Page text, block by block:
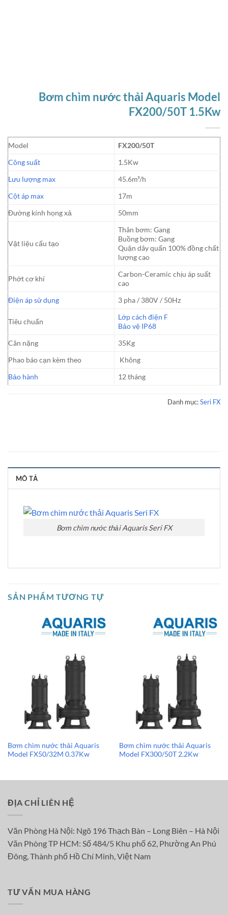
Bơm chìm nước thải Aquaris Model
FX200/50T 1.5Kw
Model
FX200/50T
Công suất
1.5Kw
Lưu lượng max
45.6m³/h
Cột áp max
17m
Đường kính họng xả
50mm
Vật liệu cấu tạo
Thân bơm: Gang
Buồng bơm: Gang
Quận dây quấn 100% đồng chất
lượng cao
Phớt cơ khí
Carbon-Ceramic chịu áp suất
cao
Điện áp sử dụng
3 pha / 380V / 50Hz
Tiêu chuẩn
Lớp cách điện F
Bảo vệ IP68
Cân nặng
35Kg
Phao báo cạn kèm theo
Không
Bảo hành
12 tháng
Danh mục:Seri FX
MÔ TẢ
Bơm chìm nước thải Aquaris Seri FX
SẢN PHẨM TƯƠNG TỰ
Bơm chìm nước thải Aquaris
Model FX50/32M 0.37Kw
Bơm chìm nước thải Aquaris
Model FX300/50T 2.2Kw
ĐỊA CHỈ LIÊN HỆ
Văn Phòng Hà Nội: Ngõ 196 Thạch Bàn – Long Biên – Hà Nội
Văn Phòng TP HCM: Số 484/5 Khu phố 62, Phường An Phú
Đông, Thành phố Hồ Chí Minh, Việt Nam
TƯ VẤN MUA HÀNG